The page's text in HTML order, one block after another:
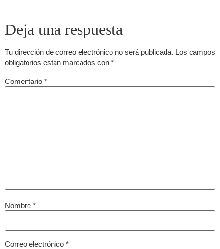
Deja una respuesta
Tu dirección de correo electrónico no será publicada. Los campos
obligatorios están marcados con *
Comentario *
Nombre *
Correo electrónico *